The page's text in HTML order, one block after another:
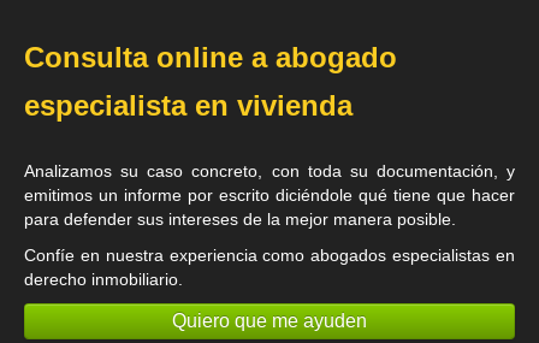
Consulta online a abogado
especialista en vivienda
Analizamos su caso concreto, con toda su documentación, y
emitimos un informe por escrito diciéndole qué tiene que hacer
para defender sus intereses de la mejor manera posible.
Confíe en nuestra experiencia comoabogados especialistas en
derecho inmobiliario
Quiero que me ayuden